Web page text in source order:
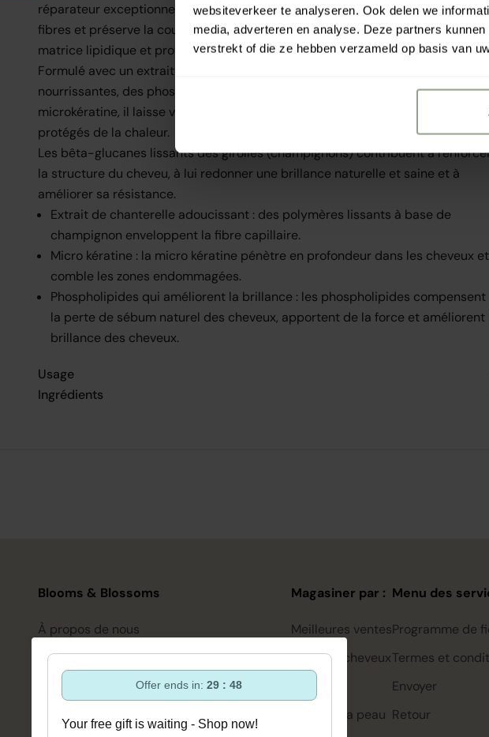
websiteverkeer te analyseren. Ook delen we
media, adverteren en analyse. Deze partners
verstrekt of die ze hebben verzameld op basis van
réparateur exceptionnellement profond qui nourrit, prévient les dommages
fibres et préserve la couleur pour des cheveux soyeux et brillants. Renforce la
matrice lipidique et protège contre les dommages mécaniques et la chaleur.
Formulé avec un extrait unique de chanterelle du Nord, des huiles naturelles
nourrissantes, des phospholipides rehausseurs de brillance et de la
microkératine, il laisse vos cheveux plus brillants, plus doux au toucher et
protégés de la chaleur.
Les bêta-glucanes lissants des girolles (champignons) contribuent à
la structure du cheveu, à lui redonner une brillance naturelle et saine et à
améliorer sa résistance.
Extrait de chanterelle adoucissant : des polymères lissants à base de
champignon enveloppent la fibre capillaire.
Micro kératine : la micro kératine pénètre en profondeur dans les cheveux et
comble les zones endommagées.
Phospholipides qui améliorent la brillance : les phospholipides compensent
la perte de sébum naturel des cheveux, apportent de la force et améliorent
brillance des cheveux.
Usage
Ingrédients
Blooms & Blossoms
À propos de nous
Assistance et conseils via :
+3188-6063800
Lun-Ven 08:30 - 16:45
Ou via notre formulaire de contact
Magasiner par :
Meilleures ventes
Soin des cheveux
Soins de la peau
Menu des
Programme de
Termes et
Envoyer
Retour
Offer ends in:29 : 47
Your free gift is waiting - Shop now!